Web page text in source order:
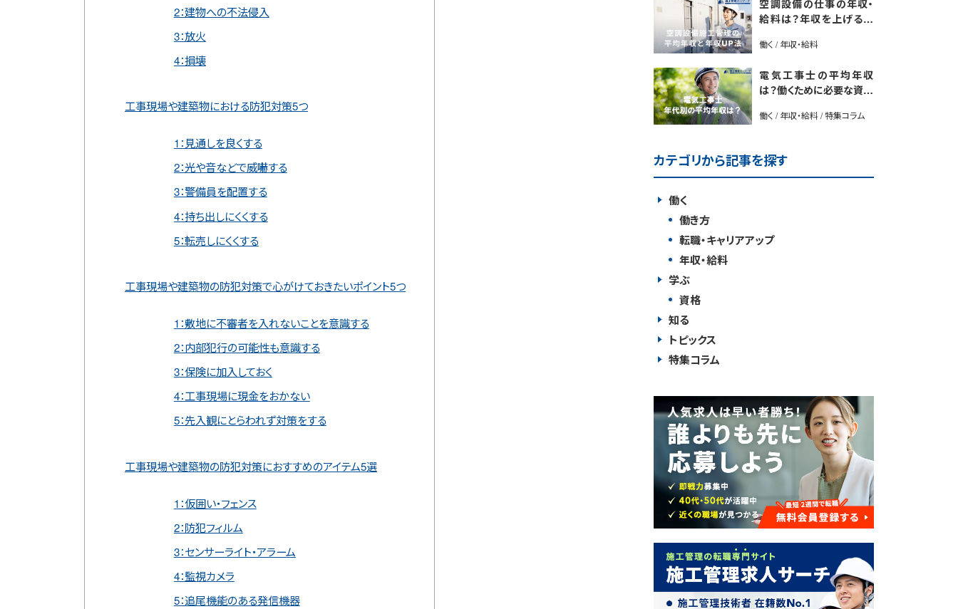
2：建物への不法侵入
3：放火
4：損壊
工事現場や建築物における防犯対策5つ
1：見通しを良くする
2：光や音などで威嚇する
3：警備員を配置する
4：持ち出しにくくする
5：転売しにくくする
工事現場や建築物の防犯対策で心がけておきたいポイント5つ
1：敷地に不審者を入れないことを意識する
2：内部犯行の可能性も意識する
3：保険に加入しておく
4：工事現場に現金をおかない
5：先入観にとらわれず対策をする
工事現場や建築物の防犯対策におすすめのアイテム5選
1：仮囲い・フェンス
2：防犯フィルム
3：センサーライト・アラーム
4：監視カメラ
5：追尾機能のある発信機器
空調設備の仕事の年収・
給料は？年収を上げる方
働く / 年収・給料
電気工事士の平均年収
は？働くために必要な資格
働く / 年収・給料 / 特集コラム
カテゴリから記事を探す
働く
働き方
転職・キャリアアップ
年収・給料
学ぶ
資格
知る
トピックス
特集コラム